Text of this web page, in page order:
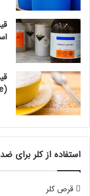
(Sucralose)
استفاده از کلر برای
قرص کلر